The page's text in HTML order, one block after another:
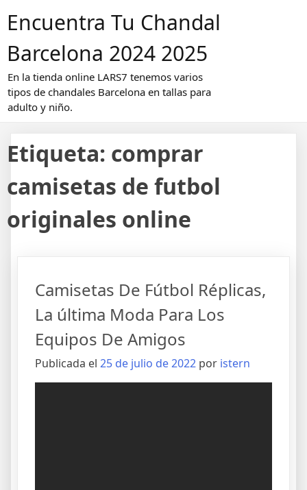
Encuentra Tu Chandal
Barcelona 2024 2025
En la tienda online LARS7 tenemos varios
tipos de chandales Barcelona en tallas para
adulto y niño.
Etiqueta: comprar
camisetas de futbol
originales online
Camisetas De Fútbol Réplicas,
La última Moda Para Los
Equipos De Amigos
Publicada el 25 de julio de 2022 por istern